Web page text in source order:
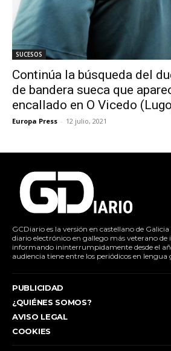
SUCESOS
Continúa la búsqueda del
de bandera sueca que
encallado en O Vicedo
Europa Press - 12 julio, 2021
GCDiario es la versión en castellano de
diario electrónico en gallego más veterano de
informando ininterrumpidamente desde el
audiencia tiene entre los periódicos en lengua
PUBLICIDAD
¿QUIÉNES SOMOS?
AVISO LEGAL
COOKIES